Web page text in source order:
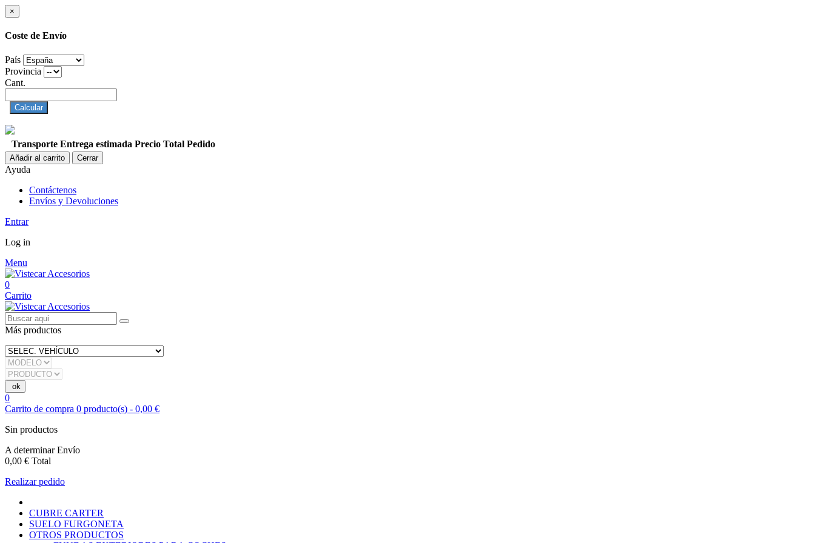
×
Coste de Envío
País
Provincia
Cant.
Calcular
Transporte Entrega estimada Precio Total Pedido
Añadir al carrito Cerrar
Ayuda
Contáctenos
Envíos y Devoluciones
Entrar
Log in
Menu
0
Carrito
Más productos
0
Carrito de compra 0 producto(s) - 0,00 €
Sin productos
A determinarEnvío
0,00 € Total
Realizar pedido
CUBRE CARTER
SUELO FURGONETA
OTROS PRODUCTOS